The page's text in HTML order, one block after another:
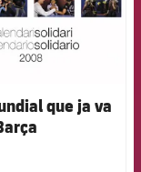
que ja va